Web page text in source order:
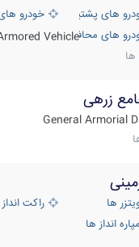
های پشتیبانی آتش ،خودرو های
های محافظت شده
Armored Vehicle
زرهی
General
ها
راکت انداز ها
انداز ها